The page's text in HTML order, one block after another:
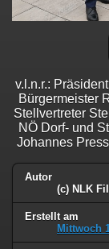
v.l.n.r.:
Bürgermeister
Stellvertreter
NÖ Dorf- und
Johannes
Autor
(c) NLK
Erstellt am
Mittwoch